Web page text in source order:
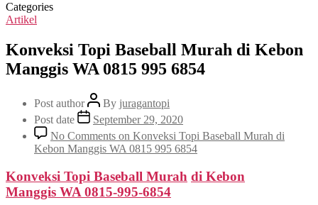
Categories
Artikel
Konveksi Topi Baseball Murah di Kebon
Manggis WA 0815 995 6854
Post author By juragantopi
Post date
September 29, 2020
No Comments on Konveksi Topi Baseball Murah di
Kebon Manggis WA 0815 995 6854
Konveksi Topi Baseball Murah di Kebon
Manggis WA 0815-995-6854